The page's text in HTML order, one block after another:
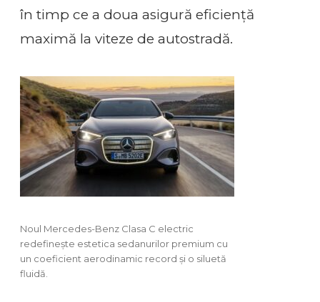
în timp ce a doua asigură eficiență
maximă la viteze de autostradă.
Noul Mercedes-Benz Clasa C electric
redefinește estetica sedanurilor premium cu
un coeficient aerodinamic record și o siluetă
fluidă.